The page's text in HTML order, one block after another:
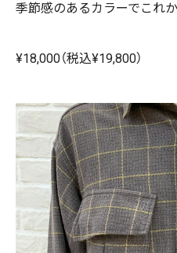
季節感のあるカラーでこれ
¥18,000（税込¥19,800）